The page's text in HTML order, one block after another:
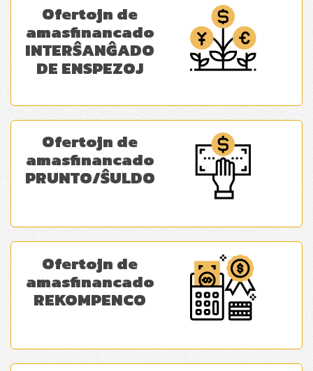
Ofertojn de
amasfinancado
INTERŜANĜADO
DE ENSPEZOJ
Ofertojn de
amasfinancado
PRUNTO/ŜULDO
Ofertojn de
amasfinancado
REKOMPENCO